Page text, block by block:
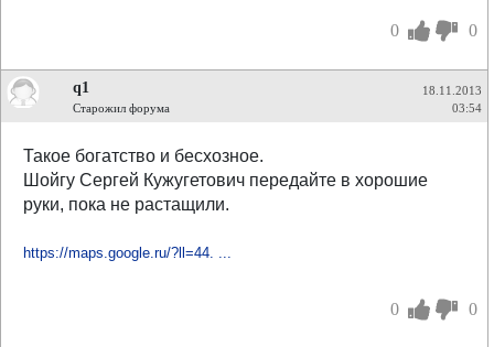
0 0
q1
Старожил форума
18.11.2013
03:54
Такое богатство и бесхозное.
Шойгу Сергей Кужугетович передайте в хорошие
руки, пока не растащили.
https://maps.google.ru/?ll=44. ...
0 0